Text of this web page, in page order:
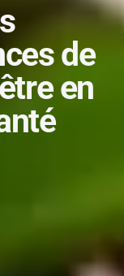
de
en